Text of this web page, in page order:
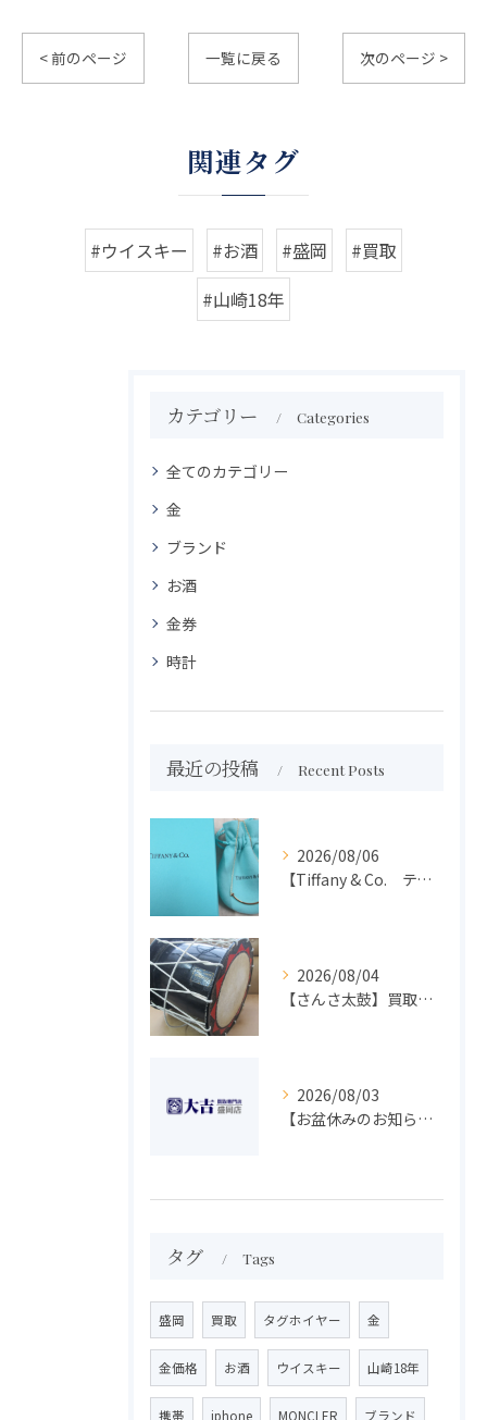
< 前のページ 一覧に戻る 次のページ >
関連タグ
#ウイスキー #お酒 #盛岡
#買取
#山崎18年
カテゴリー Categories
全てのカテゴリー
金
ブランド
お酒
金券
時計
最近の投稿 Recent Posts
2026/08/06
【Tiffany & Co. ティファニー】買取 大吉盛岡店 アクセサリー買取しました！！
2026/08/04
【さんさ太鼓】買取 大吉盛岡店 楽器 買取します！！
2026/08/03
【お盆休みのお知らせ】買取専門 大吉 盛岡店
タグ Tags
盛岡 買取 タグホイヤー 金
金価格 お酒 ウイスキー 山崎18年
携帯 iphone MONCLER ブランド